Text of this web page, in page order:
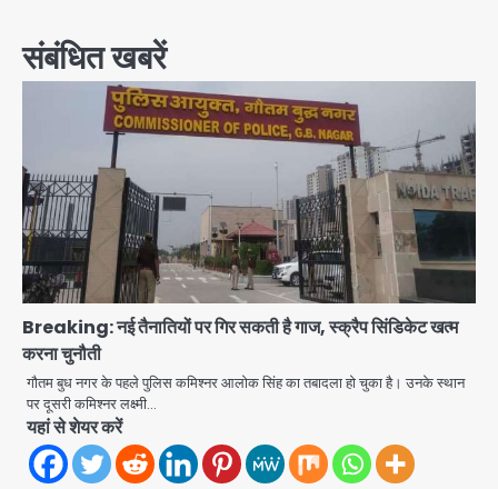
संबंधित खबरें
Breaking: नई तैनातियों पर गिर सकती है गाज, स्क्रैप सिंडिकेट खत्म
करना चुनौती
गौतम बुध नगर के पहले पुलिस कमिश्नर आलोक सिंह का तबादला हो चुका है। उनके स्थान
पर दूसरी कमिश्नर लक्ष्मी…
यहां से शेयर करें